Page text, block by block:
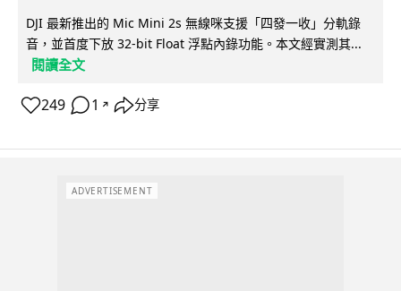
DJI 最新推出的 Mic Mini 2s 無線咪支援「四發一收」分軌錄
音，並首度下放 32-bit Float 浮點內錄功能。本文經實測其...
閱讀全文
249 1 ↗ 分享
ADVERTISEMENT